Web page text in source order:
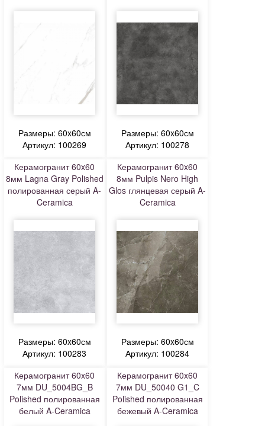
Размеры: 60x60см
Артикул: 100269
Размеры: 60x60см
Артикул: 100278
Керамогранит 60x60
8мм Lagna Gray Polished
полированная серый A-
Ceramica
Размеры: 60x60см
Артикул: 100283
Керамогранит 60x60
8мм Pulpis Nero High
Glos глянцевая серый A-
Ceramica
Размеры: 60x60см
Артикул: 100284
Керамогранит 60x60
7мм DU_5004BG_B
Polished полированная
белый A-Ceramica
Керамогранит 60x60
7мм DU_50040 G1_C
Polished полированная
бежевый A-Ceramica